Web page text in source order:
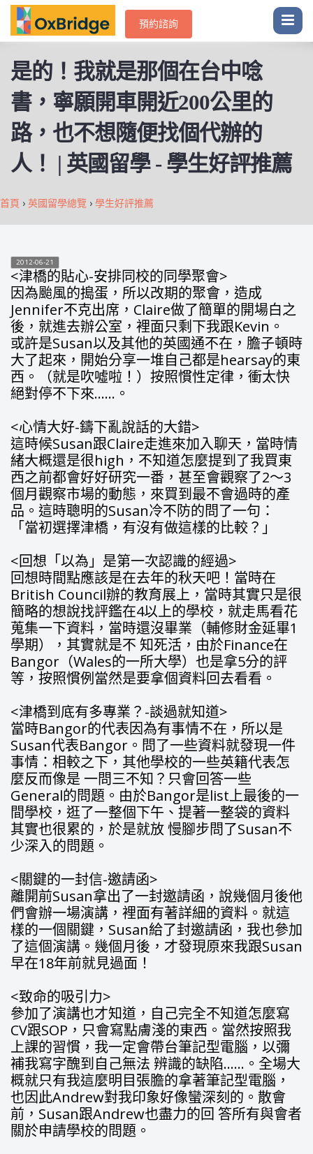
預約諮詢
是的！我就是那個在台中唸
書，寧願開車開近200公里的
路，也不想隨便找個代辦的
人！ | 英國留學 - 學生好評推薦
首頁 › 英國留學總覽 › 學生好評推薦
2012-06-21
<津橋的貼心-安排同校的同學聚會>
因為颱風的搗蛋，所以改期的聚會，造成
Jennifer不克出席，Claire做了簡單的開場白之
後，就進去辦公室，裡面只剩下我跟Kevin。
或許是Susan以及其他的英國通不在，膽子頓時
大了起來，開始分享一堆自己都是hearsay的東
西。（就是吹噓啦！）按照慣性定律，衝太快
絕對停不下來……。
<心情大好-鑄下亂說話的大錯>
這時候Susan跟Claire走進來加入聊天，當時情
緒大概還是很high，不知道怎麼提到了我買東
西之前都會好好研究一番，甚至會觀察了2～3
個月觀察市場的動態，來買到最不會過時的產
品。這時聰明的Susan冷不防的問了一句：
「當初選擇津橋，有沒有做這樣的比較？」
<回想「以為」是第一次認識的經過>
回想時間點應該是在去年的秋天吧！當時在
British Council辦的教育展上，當時其實只是很
簡略的想說找評鑑在4以上的學校，就走馬看花
蒐集一下資料，當時還沒畢業（輔修財金延畢1
學期），其實就是不 知死活，由於Finance在
Bangor（Wales的一所大學）也是拿5分的評
等，按照慣例當然是要拿個資料回去看看。
<津橋到底有多專業？-談過就知道>
當時Bangor的代表因為有事情不在，所以是
Susan代表Bangor。問了一些資料就發現一件
事情：相較之下，其他學校的一些英籍代表怎
麼反而像是 一問三不知？只會回答一些
General的問題。由於Bangor是list上最後的一
間學校，逛了一整個下午、提著一整袋的資料
其實也很累的，於是就放 慢腳步問了Susan不
少深入的問題。
<關鍵的一封信-邀請函>
離開前Susan拿出了一封邀請函，說幾個月後他
們會辦一場演講，裡面有著詳細的資料。就這
樣的一個關鍵，Susan給了封邀請函，我也參加
了這個演講。幾個月後，才發現原來我跟Susan
早在18年前就見過面！
<致命的吸引力>
參加了演講也才知道，自己完全不知道怎麼寫
CV跟SOP，只會寫點膚淺的東西。當然按照我
上課的習慣，我一定會帶台筆記型電腦，以彌
補我寫字醜到自己無法 辨識的缺陷……。全場大
概就只有我這麼明目張膽的拿著筆記型電腦，
也因此Andrew對我印象好像蠻深刻的。散會
前，Susan跟Andrew也盡力的回 答所有與會者
關於申請學校的問題。